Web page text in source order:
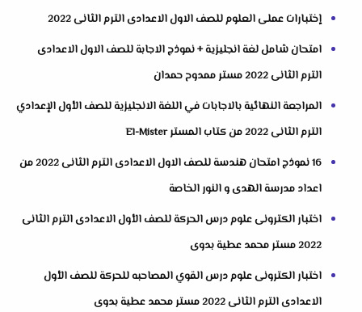
إختبارات عملى العلوم للصف الاول الاعدادى الترم الثانى 2022
امتحان شامل لغة انجليزية + نموذج الاجابة للصف الاول الاعدادى
الترم الثانى 2022 مستر ممدوح حمدان
المراجعة النهائية بالاجابات في اللغة الانجليزية للصف الأول الإعدادي
الترم الثانى 2022 من كتاب المستر El-Mister
16 نموذج امتحان هندسة للصف الاول الاعدادى الترم الثانى 2022 من
اعداد مدرسة الهدى و النور الخاصة
اختبار الكترونى علوم درس الحركة للصف الأول الاعدادى الترم الثانى
2022 مستر محمد عطية بدوى
اختبار الكترونى علوم درس القوي المصاحبه للحركة للصف الأول
الاعدادى الترم الثانى 2022 مستر محمد عطية بدوى